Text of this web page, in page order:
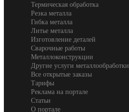
Термическая обработка
Резка металла
Гибка металла
Литье металла
Изготовление деталей
Сварочные работы
Металлоконструкции
Другие услуги металлообработки
Все открытые заказы
Тарифы
Реклама на портале
Статьи
О портале